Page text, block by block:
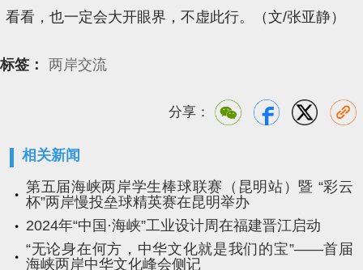
看看，也一定会大开眼界，不虚此行。（文/张亚静）
标签： 两岸交流
分享：
相关新闻
第五届海峡两岸学生棒球联赛（昆明站）暨 “彩云
杯”两岸慢投垒球精英赛在昆明举办
2024年“中国·海峡”工业设计周在福建晋江启动
“无论身在何方，中华文化就是我们的宝”——首届
海峡两岸中华文化峰会侧记